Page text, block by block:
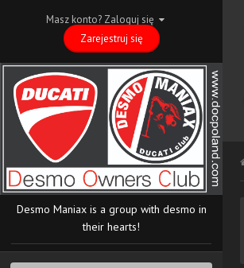
Masz konto? Zaloguj się
Zarejestruj się
Desmo Maniax is a group with desmo in
their hearts!